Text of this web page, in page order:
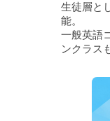
生徒層と
能。
一般英語
ンクラス